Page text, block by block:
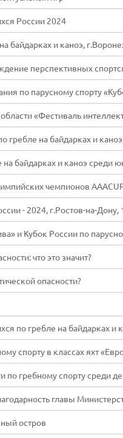
России 2024
байдарках и каноэ,
перспективных
по парусному спорту
«Фестиваль
гребле на байдарках и
байдарках и каноэ среди
чемпионов
- 2024, г.Ростов-на-Дону,
и Кубок России по
что это значит?
опасности?
по гребле на байдарках и
спорту в классах яхт
по гребному спорту среди
главы
остров